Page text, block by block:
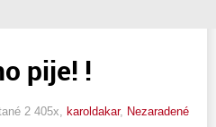
pije! !
2 405x, karoldakar, Nezaradené